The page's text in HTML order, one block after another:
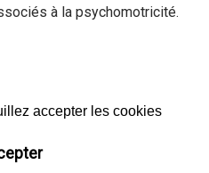
à la psychomotricité.
accepter les cookies